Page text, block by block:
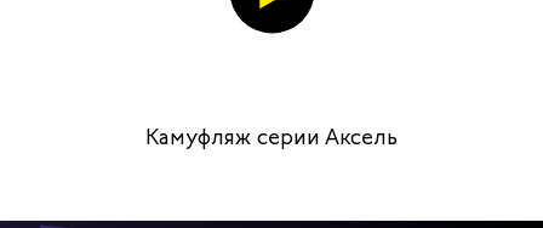
Камуфляж серии Аксель